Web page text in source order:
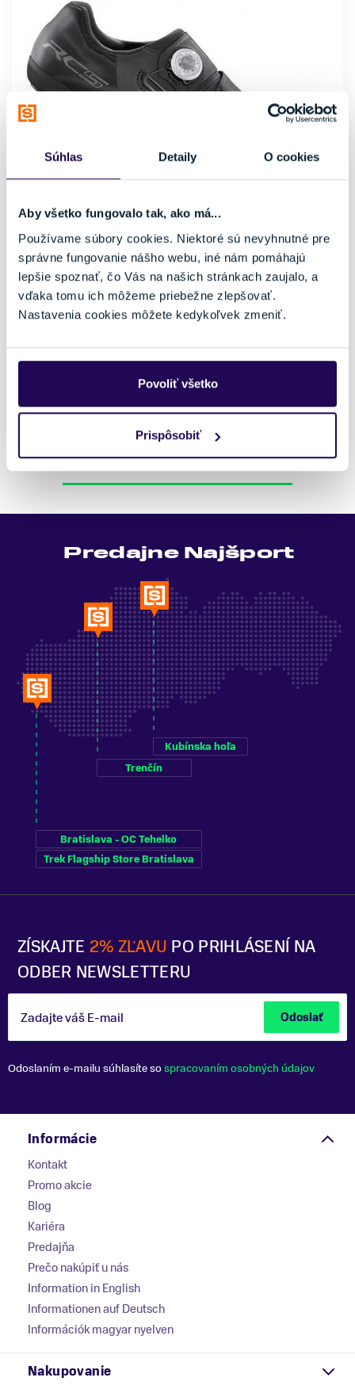
Súhlas Detaily O cookies
Aby všetko fungovalo tak, ako má...
Používame súbory cookies. Niektoré sú nevyhnutné pre
správne fungovanie nášho webu, iné nám pomáhajú
lepšie spoznať, čo Vás na našich stránkach zaujalo, a
vďaka tomu ich môžeme priebežne zlepšovať.
Nastavenia cookies môžete kedykoľvek zmeniť.
Povoliť všetko
Prispôsobiť
Tretry Shimano SH-RC502 Black
-30 %
159,99 €
111,99 €
Farba
Čierna
Pohlavie
Pánske
Značka
Veľkosť
Posledný kus skladom
Pozreli ste si 1 z 1 produktov.
ZÍSKAJTE 2% ZĽAVU PO PRIHLÁSENÍ NA
ODBER NEWSLETTERU
Zadajte váš E-mail Odoslať
Odoslaním e-mailu súhlasíte sospracovaním osobných údajov
Predajne Najšport
Bratislava - OC Tehelko
Trek Flagship Store Bratislava
Trenčín
Kubínska hoľa
Informácie
Kontakt
Promo akcie
Blog
Kariéra
Predajňa
Prečo nakúpiť u nás
Information in English
Informationen auf Deutsch
Információk magyar nyelven
Nakupovanie